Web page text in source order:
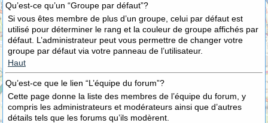
Qu’est-ce qu’un “Groupe par défaut”?
Si vous êtes membre de plus d’un groupe, celui par défaut est
utilisé pour déterminer le rang et la couleur de groupe affichés par
défaut. L’administrateur peut vous permettre de changer votre
groupe par défaut via votre panneau de l’utilisateur.
Haut
Qu’est-ce que le lien “L’équipe du forum”?
Cette page donne la liste des membres de l’équipe du forum, y
compris les administrateurs et modérateurs ainsi que d’autres
détails tels que les forums qu’ils modèrent.